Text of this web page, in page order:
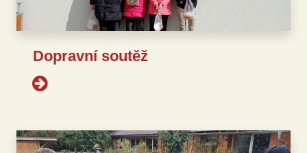
Dopravní soutěž